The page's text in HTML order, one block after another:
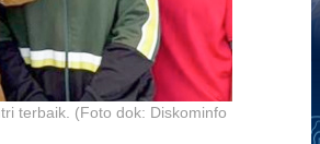
terbaik. (Foto dok: Diskominfo